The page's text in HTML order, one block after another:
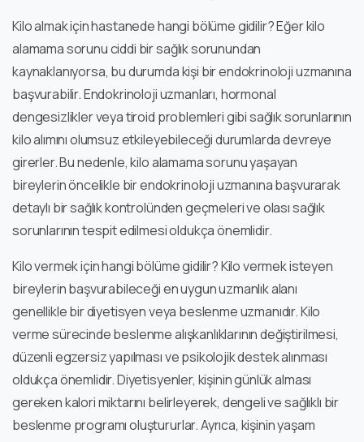
Kilo almak için hastanede hangi bölüme gidilir? Eğer kilo
alamama sorunu ciddi bir sağlık sorunundan
kaynaklanıyorsa, bu durumda kişi bir endokrinoloji uzmanına
başvurabilir. Endokrinoloji uzmanları, hormonal
dengesizlikler veya tiroid problemleri gibi sağlık sorunlarının
kilo alımını olumsuz etkileyebileceği durumlarda devreye
girerler. Bu nedenle, kilo alamama sorunu yaşayan
bireylerin öncelikle bir endokrinoloji uzmanına başvurarak
detaylı bir sağlık kontrolünden geçmeleri ve olası sağlık
sorunlarının tespit edilmesi oldukça önemlidir.
Kilo vermek için hangi bölüme gidilir? Kilo vermek isteyen
bireylerin başvurabileceği en uygun uzmanlık alanı
genellikle bir diyetisyen veya beslenme uzmanıdır. Kilo
verme sürecinde beslenme alışkanlıklarının değiştirilmesi,
düzenli egzersiz yapılması ve psikolojik destek alınması
oldukça önemlidir. Diyetisyenler, kişinin günlük alması
gereken kalori miktarını belirleyerek, dengeli ve sağlıklı bir
beslenme programı oluştururlar. Ayrıca, kişinin yaşam